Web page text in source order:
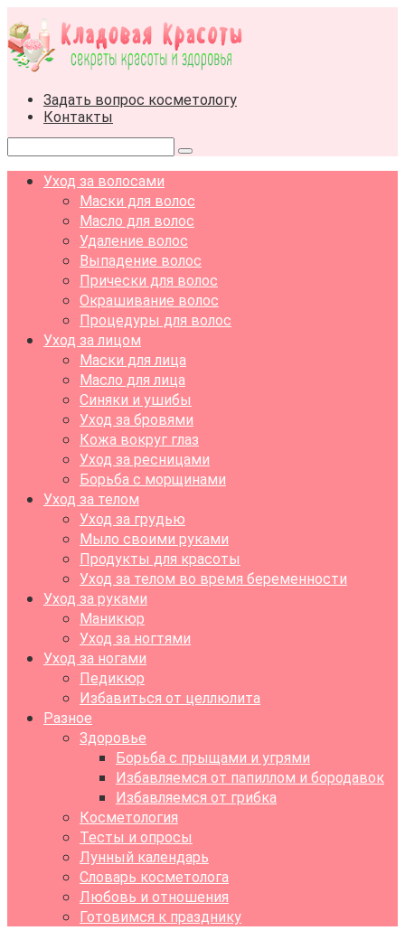
к
контенту
Задать вопрос косметологу
Контакты
Поиск:
Уход за волосами
Маски для волос
Масло для волос
Удаление волос
Выпадение волос
Прически для волос
Окрашивание волос
Процедуры для волос
Уход за лицом
Маски для лица
Масло для лица
Синяки и ушибы
Уход за бровями
Кожа вокруг глаз
Уход за ресницами
Борьба с морщинами
Уход за телом
Уход за грудью
Мыло своими руками
Продукты для красоты
Уход за телом во время беременности
Уход за руками
Маникюр
Уход за ногтями
Уход за ногами
Педикюр
Избавиться от целлюлита
Разное
Здоровье
Борьба с прыщами и угрями
Избавляемся от папиллом и бородавок
Избавляемся от грибка
Косметология
Тесты и опросы
Лунный календарь
Словарь косметолога
Любовь и отношения
Готовимся к празднику